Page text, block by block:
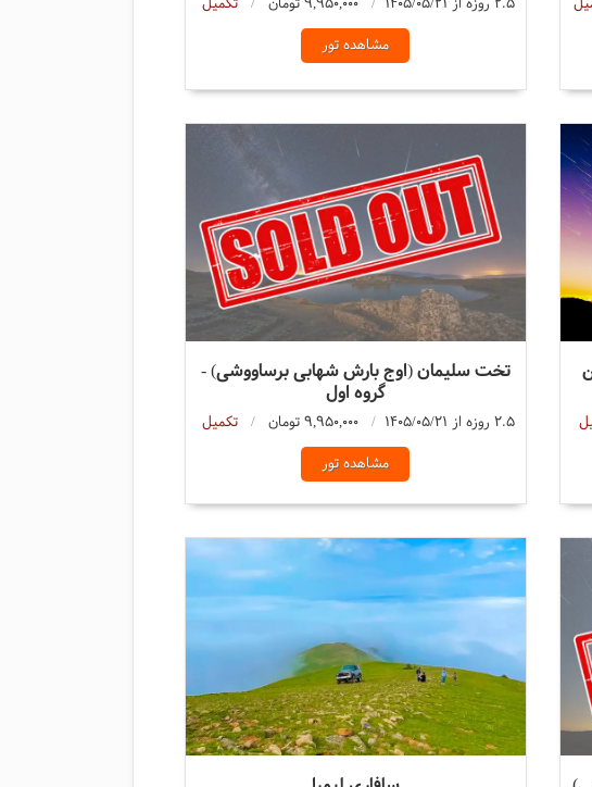
مشاهده تور
تخت سلیمان (اوج بارش شهابی برساووشی) -
گروه اول
2.5 روزه از 1405/05/21 9,950,000 تومان
تکمیل
مشاهده تور